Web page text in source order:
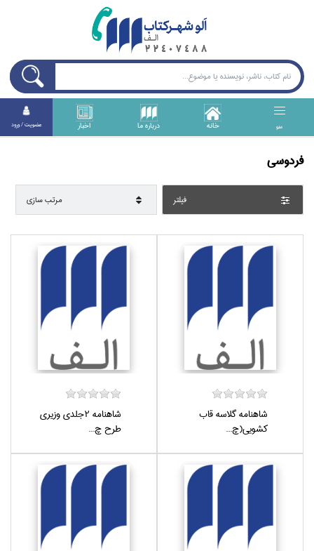
منو خانه درباره ما اخبار عضويت / ورود
فردوسي
فيلتر مرتب سازي
شاهنامه گلاسه قاب
كشويي(چ...
شاهنامه 2جلدي وزيري
طرح چ...